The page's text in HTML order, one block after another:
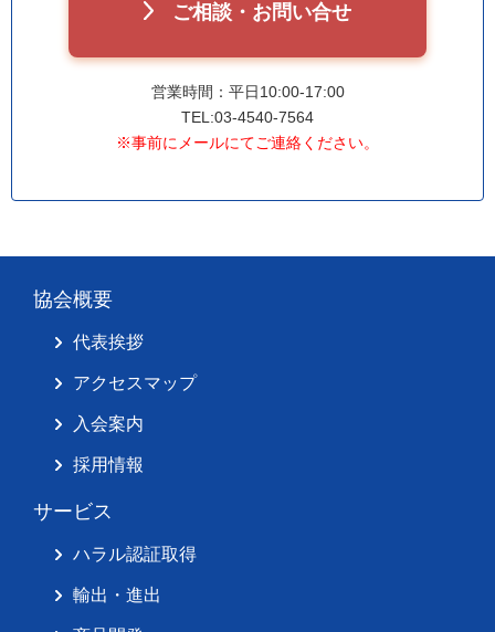
ご相談・お問い合せ
営業時間：平日10:00-17:00
TEL:03-4540-7564
※事前にメールにてご連絡ください。
協会概要
代表挨拶
アクセスマップ
入会案内
採用情報
サービス
ハラル認証取得
輸出・進出